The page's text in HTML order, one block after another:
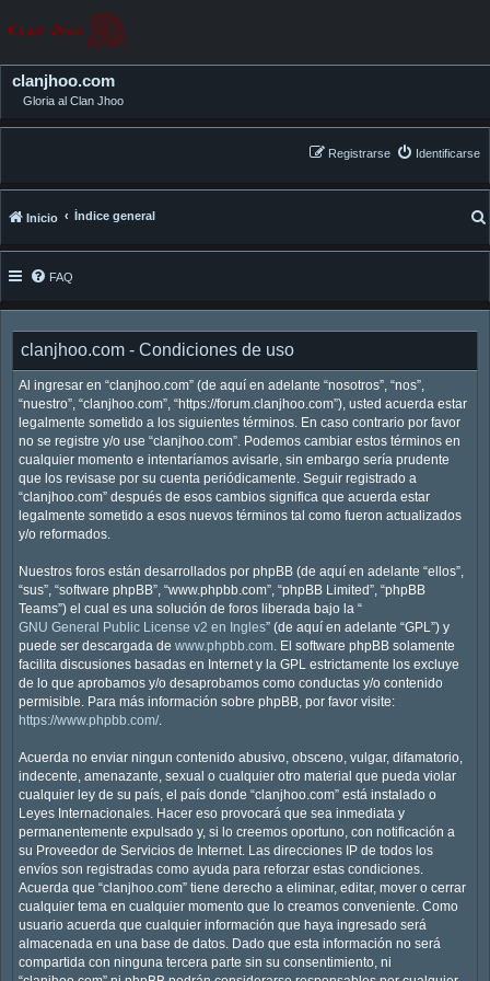
clanjhoo.com
Gloria al Clan Jhoo
Identificarse
Registrarse
Inicio Índice general
FAQ
clanjhoo.com - Condiciones de uso
Al ingresar en “clanjhoo.com” (de aquí en adelante “nosotros”, “nos”,
“nuestro”, “clanjhoo.com”, “https://forum.clanjhoo.com”), usted acuerda estar
legalmente sometido a los siguientes términos. En caso contrario por favor
no se registre y/o use “clanjhoo.com”. Podemos cambiar estos términos en
cualquier momento e intentaríamos avisarle, sin embargo sería prudente
que los revisase por su cuenta periódicamente. Seguir registrado a
“clanjhoo.com” después de esos cambios significa que acuerda estar
legalmente sometido a esos nuevos términos tal como fueron actualizados
y/o reformados.
Nuestros foros están desarrollados por phpBB (de aquí en adelante “ellos”,
“sus”, “software phpBB”, “www.phpbb.com”, “phpBB Limited”, “phpBB
Teams”) el cual es una solución de foros liberada bajo la “
GNU General Public License v2 en Ingles” (de aquí en adelante “GPL”) y
puede ser descargada de www.phpbb.com. El software phpBB solamente
facilita discusiones basadas en Internet y la GPL estrictamente los excluye
de lo que aprobamos y/o desaprobamos como conductas y/o contenido
permisible. Para más información sobre phpBB, por favor visite:
https://www.phpbb.com/.
Acuerda no enviar ningun contenido abusivo, obsceno, vulgar, difamatorio,
indecente, amenazante, sexual o cualquier otro material que pueda violar
cualquier ley de su país, el país donde “clanjhoo.com” está instalado o
Leyes Internacionales. Hacer eso provocará que sea inmediata y
permanentemente expulsado y, si lo creemos oportuno, con notificación a
su Proveedor de Servicios de Internet. Las direcciones IP de todos los
envíos son registradas como ayuda para reforzar estas condiciones.
Acuerda que “clanjhoo.com” tiene derecho a eliminar, editar, mover o cerrar
cualquier tema en cualquier momento que lo creamos conveniente. Como
usuario acuerda que cualquier información que haya ingresado será
almacenada en una base de datos. Dado que esta información no será
compartida con ninguna tercera parte sin su consentimiento, ni